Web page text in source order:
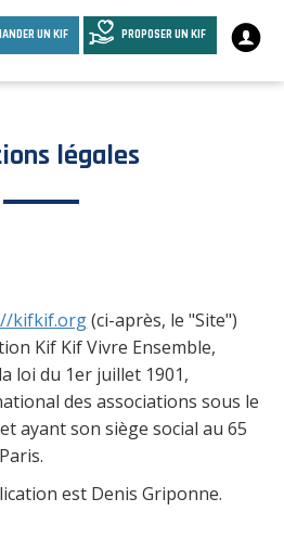
UN KIF PROPOSER UN KIF
légales
kifkif.org(ci-après, le "Site")
Kif Kif Vivre Ensemble,
loi du 1er juillet 1901,
des associations sous le
ayant son siège social au 65
est Denis Griponne.